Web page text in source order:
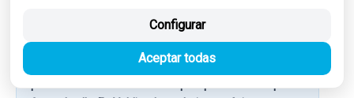
Consulta la descripción y los datos técnicos para
Compra online el repuesto que necesitas y recíbelo en
Configurar
Aceptar todas